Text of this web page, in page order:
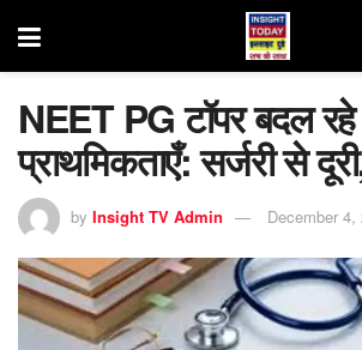
NEET PG टॉपर बदल
प्राथमिकताएँ: सर्जरी से
by Insight TV Admin December 4,